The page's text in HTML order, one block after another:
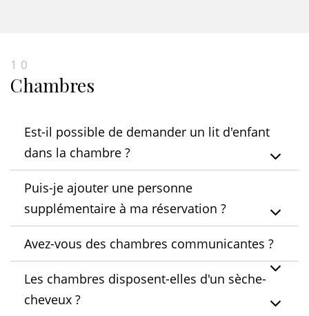
10
Chambres
Est-il possible de demander un lit d'enfant
dans la chambre ?
Puis-je ajouter une personne
supplémentaire à ma réservation ?
Avez-vous des chambres communicantes ?
Les chambres disposent-elles d'un sèche-
cheveux ?